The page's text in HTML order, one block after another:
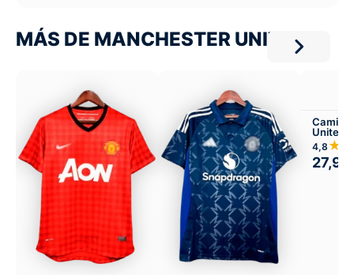
MÁS DE MANCHESTER UNITED
United
4,8
27,99